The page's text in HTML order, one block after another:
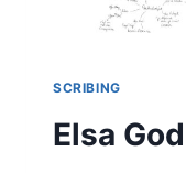
SCRIBING
Elsa